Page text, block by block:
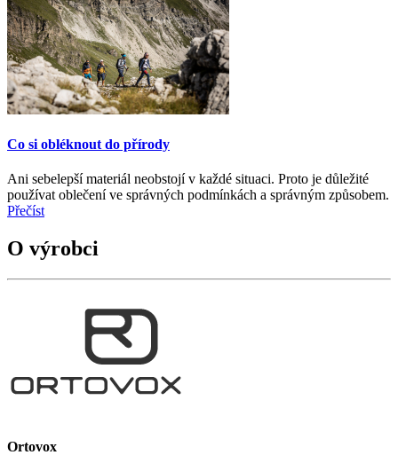
Co si obléknout do přírody
Ani sebelepší materiál neobstojí v každé situaci. Proto je důležité
používat oblečení ve správných podmínkách a správným způsobem.
Přečíst
O výrobci
Ortovox